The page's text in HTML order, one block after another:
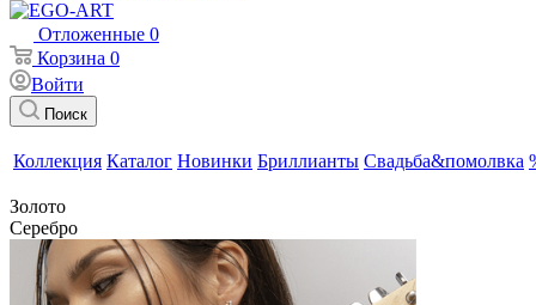
Отложенные 0
Корзина 0
Войти
Поиск
Коллекция Каталог Новинки Бриллианты Свадьба&помолвка
Золото
Серебро